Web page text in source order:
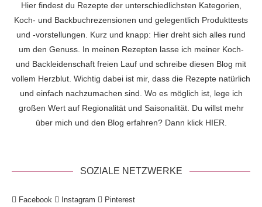
Hier findest du Rezepte der unterschiedlichsten Kategorien,
Koch- und Backbuchrezensionen und gelegentlich Produkttests
und -vorstellungen. Kurz und knapp: Hier dreht sich alles rund
um den Genuss. In meinen Rezepten lasse ich meiner Koch-
und Backleidenschaft freien Lauf und schreibe diesen Blog mit
vollem Herzblut. Wichtig dabei ist mir, dass die Rezepte natürlich
und einfach nachzumachen sind. Wo es möglich ist, lege ich
großen Wert auf Regionalität und Saisonalität. Du willst mehr
über mich und den Blog erfahren? Dann klick HIER
SOZIALE NETZWERKE
Facebook Instagram Pinterest